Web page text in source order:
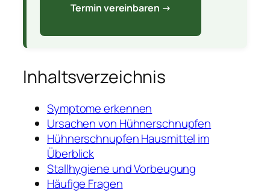
Termin vereinbaren →
Inhaltsverzeichnis
Symptome erkennen
Ursachen von Hühnerschnupfen
Hühnerschnupfen Hausmittel im
Überblick
Stallhygiene und Vorbeugung
Häufige Fragen